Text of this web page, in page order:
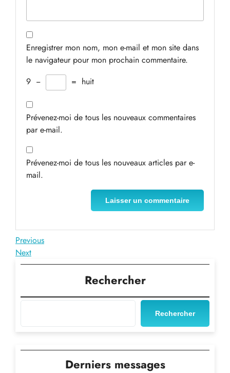
Enregistrer mon nom, mon e-mail et mon site dans
le navigateur pour mon prochain commentaire.
9 − = huit
Prévenez-moi de tous les nouveaux commentaires
par e-mail.
Prévenez-moi de tous les nouveaux articles par e-
mail.
Navigation
de
Previous
Post
Previous
Next
Post
Next
Rechercher
Rechercher
Derniers messages